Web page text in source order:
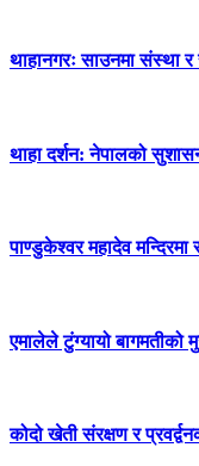
थाहानगरः साउनमा संस्था
थाहा दर्शन: नेपालको
पाण्डुकेश्वर महादेव
एमालेले टुंग्यायो बागमतीको
कोदो खेती संरक्षण र